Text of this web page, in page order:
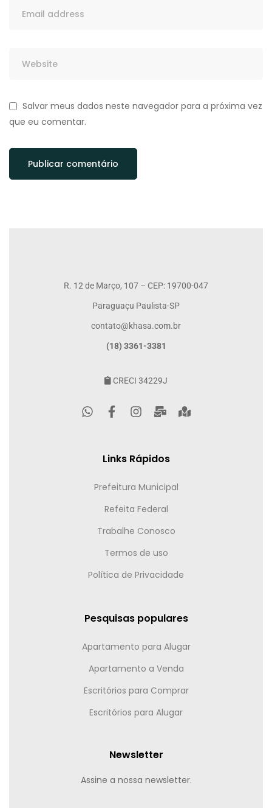
Salvar meus dados neste navegador para a próxima vez
que eu comentar.
R. 12 de Março, 107 – CEP: 19700-047
Paraguaçu Paulista-SP
contato@khasa.com.br
(18) 3361-3381
CRECI 34229J
Links Rápidos
Prefeitura Municipal
Refeita Federal
Trabalhe Conosco
Termos de uso
Política de Privacidade
Pesquisas populares
Apartamento para Alugar
Apartamento a Venda
Escritórios para Comprar
Escritórios para Alugar
Newsletter
Assine a nossa newsletter.